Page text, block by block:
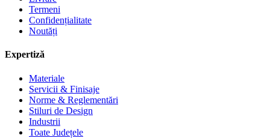
Termeni
Confidențialitate
Noutăți
Expertiză
Materiale
Servicii & Finisaje
Norme & Reglementări
Stiluri de Design
Industrii
Toate Județele